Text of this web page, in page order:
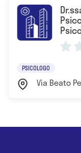
PSICOLOGO
Via Beato